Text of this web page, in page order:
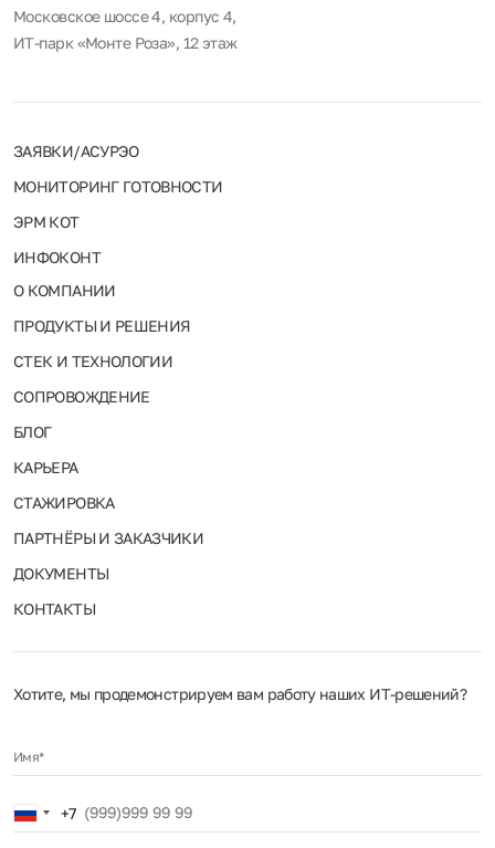
Московское шоссе 4, корпус 4,
ИТ-парк «Монте Роза», 12 этаж
ЗАЯВКИ/АСУРЭО
МОНИТОРИНГ ГОТОВНОСТИ
ЭРМ КОТ
ИНФОКОНТ
О КОМПАНИИ
ПРОДУКТЫ И РЕШЕНИЯ
СТЕК И ТЕХНОЛОГИИ
СОПРОВОЖДЕНИЕ
БЛОГ
КАРЬЕРА
СТАЖИРОВКА
ПАРТНЁРЫ И ЗАКАЗЧИКИ
ДОКУМЕНТЫ
КОНТАКТЫ
Хотите, мы продемонстрируем вам работу наших ИТ‑решений?
Имя*
Russia
+7
+7